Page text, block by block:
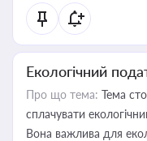
Екологічний
Про що тема: Тема
сплачувати
Вона важлива для